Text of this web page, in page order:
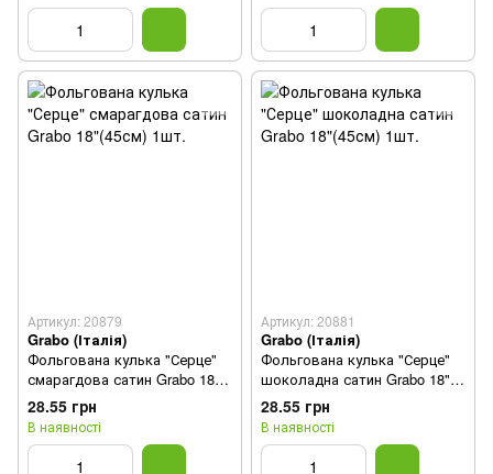
Артикул: 20879
Grabo (Італія)
Фольгована кулька "Серце"
смарагдова сатин Grabo 18"
(45см) 1шт.
28.55 грн
В наявності
Артикул: 20881
Grabo (Італія)
Фольгована кулька "Серце"
шоколадна сатин Grabo 18"
(45см) 1шт.
28.55 грн
В наявності